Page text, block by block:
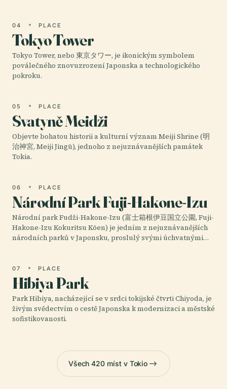
04 PLACE
Tokyo Tower
Tokyo Tower, nebo 東京タワー, je ikonickým symbolem
poválečného znovuzrození Japonska a technologického
pokroku.
05 PLACE
Svatyně Meidži
Objevte bohatou historii a kulturní význam Meiji Shrine (明
治神宮, Meiji Jingū), jednoho z nejuznávanějších památek
Tokia.
06 PLACE
Národní Park Fuji-Hakone-Izu
Národní park Fudži-Hakone-Izu (富士箱根伊豆国立公園, Fuji-
Hakone-Izu Kokuritsu Kōen) je jedním z nejuznávanějších
národních parků v Japonsku, proslulý svými úchvatnými…
07 PLACE
Hibiya Park
Park Hibiya, nacházející se v srdci tokijské čtvrti Chiyoda, je
živým svědectvím o cestě Japonska k modernizaci a městské
sofistikovanosti.
Všech 420 míst v Tokio